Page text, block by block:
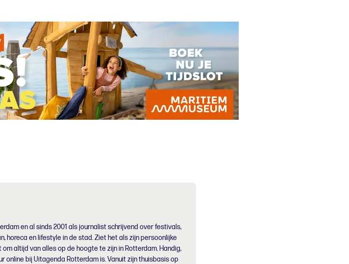
en al sinds 2001 als journalist schrijvend over festivals,
horeca en lifestyle in de stad. Ziet het als zijn persoonlijke
altijd van alles op de hoogte te zijn in Rotterdam. Handig,
online bij Uitagenda Rotterdam is. Vanuit zijn thuisbasis op